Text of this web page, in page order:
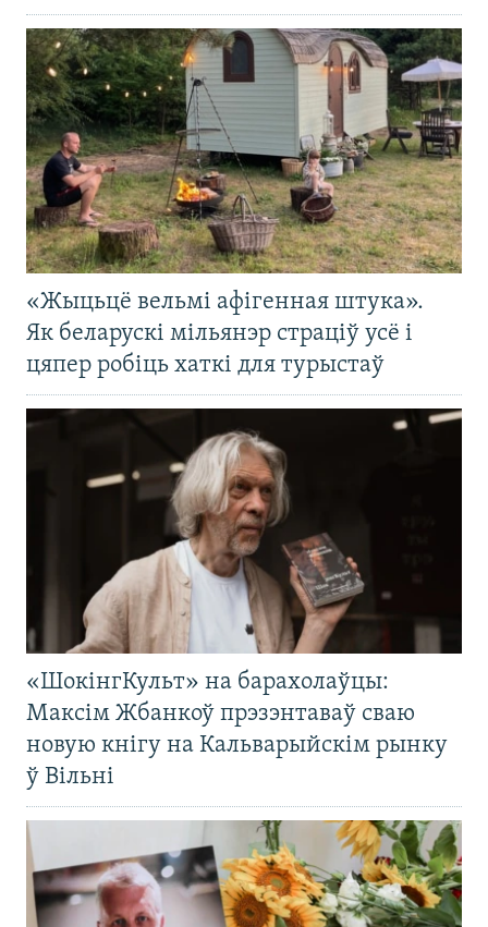
«Жыцьцё вельмі афігенная штука».
Як беларускі мільянэр страціў усё і
цяпер робіць хаткі для турыстаў
«ШокінгКульт» на барахолаўцы:
Максім Жбанкоў прэзэнтаваў сваю
новую кнігу на Кальварыйскім рынку
ў Вільні